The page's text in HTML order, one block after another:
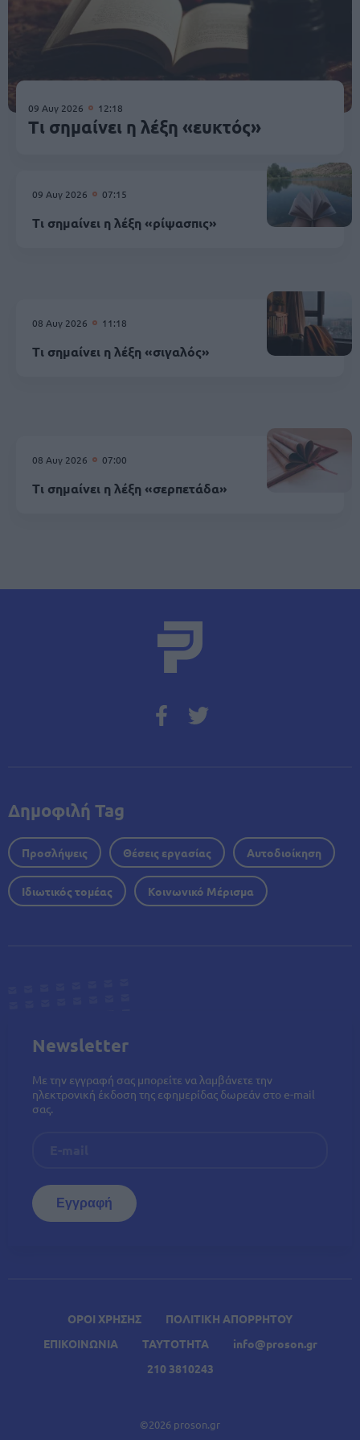
09 Αυγ 2026 12:18
Τι σημαίνει η λέξη «ευκτός»
09 Αυγ 2026 07:15
Τι σημαίνει η λέξη «ρίψασπις»
08 Αυγ 2026 11:18
Τι σημαίνει η λέξη «σιγαλός»
08 Αυγ 2026 07:00
Τι σημαίνει η λέξη «σερπετάδα»
ΟΡΟΙ ΧΡΗΣΗΣ
ΠΟΛΙΤΙΚΗ ΑΠΟΡΡΗΤΟΥ
ΕΠΙΚΟΙΝΩΝΙΑ
ΤΑΥΤΟΤΗΤΑ
info@proson.gr
210 3810243
©2026 proson.gr
Δημοφιλή Tag
Προσλήψεις Θέσεις εργασίας Αυτοδιοίκηση
Ιδιωτικός τομέας Κοινωνικό Μέρισμα
Newsletter
Με την εγγραφή σας μπορείτε να λαμβάνετε την
ηλεκτρονική έκδοση της εφημερίδας δωρεάν στο e-mail
σας.